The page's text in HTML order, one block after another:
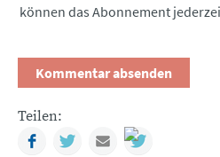
können das Abonnement
Teilen:
FacebookTwitterMail